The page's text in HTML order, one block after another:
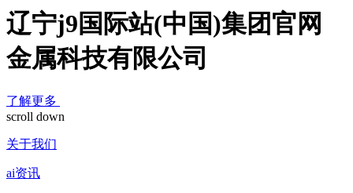
辽宁j9国际站(中国)集团官网
金属科技有限公司
了解更多
scroll down
关于我们
ai资讯